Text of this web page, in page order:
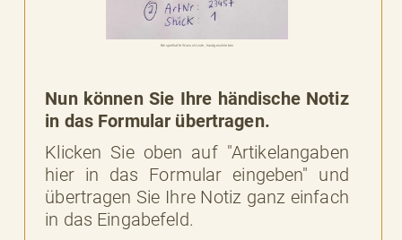
Beispielhafte Wunsch-Liste, handgeschrieben
Nun können Sie Ihre händische Notiz
in das Formular übertragen.
Klicken Sie oben auf "Artikelangaben
hier in das Formular eingeben" und
übertragen Sie Ihre Notiz ganz einfach
in das Eingabefeld.